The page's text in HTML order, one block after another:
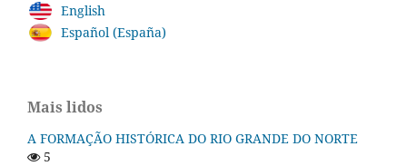
English
Español (España)
Mais lidos
A FORMAÇÃO HISTÓRICA DO RIO GRANDE DO NORTE
5